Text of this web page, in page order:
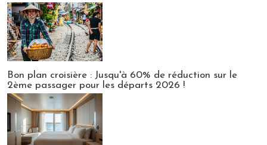
Bon plan croisière : Jusqu'à 60% de réduction sur le
2ème passager pour les départs 2026 !